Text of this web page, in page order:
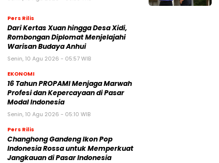
Pers Rilis
Dari Kertas Xuan hingga Desa Xidi,
Rombongan Diplomat Menjelajahi
Warisan Budaya Anhui
Senin, 10 Agu 2026 - 05:57 WIB
EKONOMI
16 Tahun PROPAMI Menjaga Marwah
Profesi dan Kepercayaan di Pasar
Modal Indonesia
Senin, 10 Agu 2026 - 05:10 WIB
Pers Rilis
Changhong Gandeng Ikon Pop
Indonesia Rossa untuk Memperkuat
Jangkauan di Pasar Indonesia